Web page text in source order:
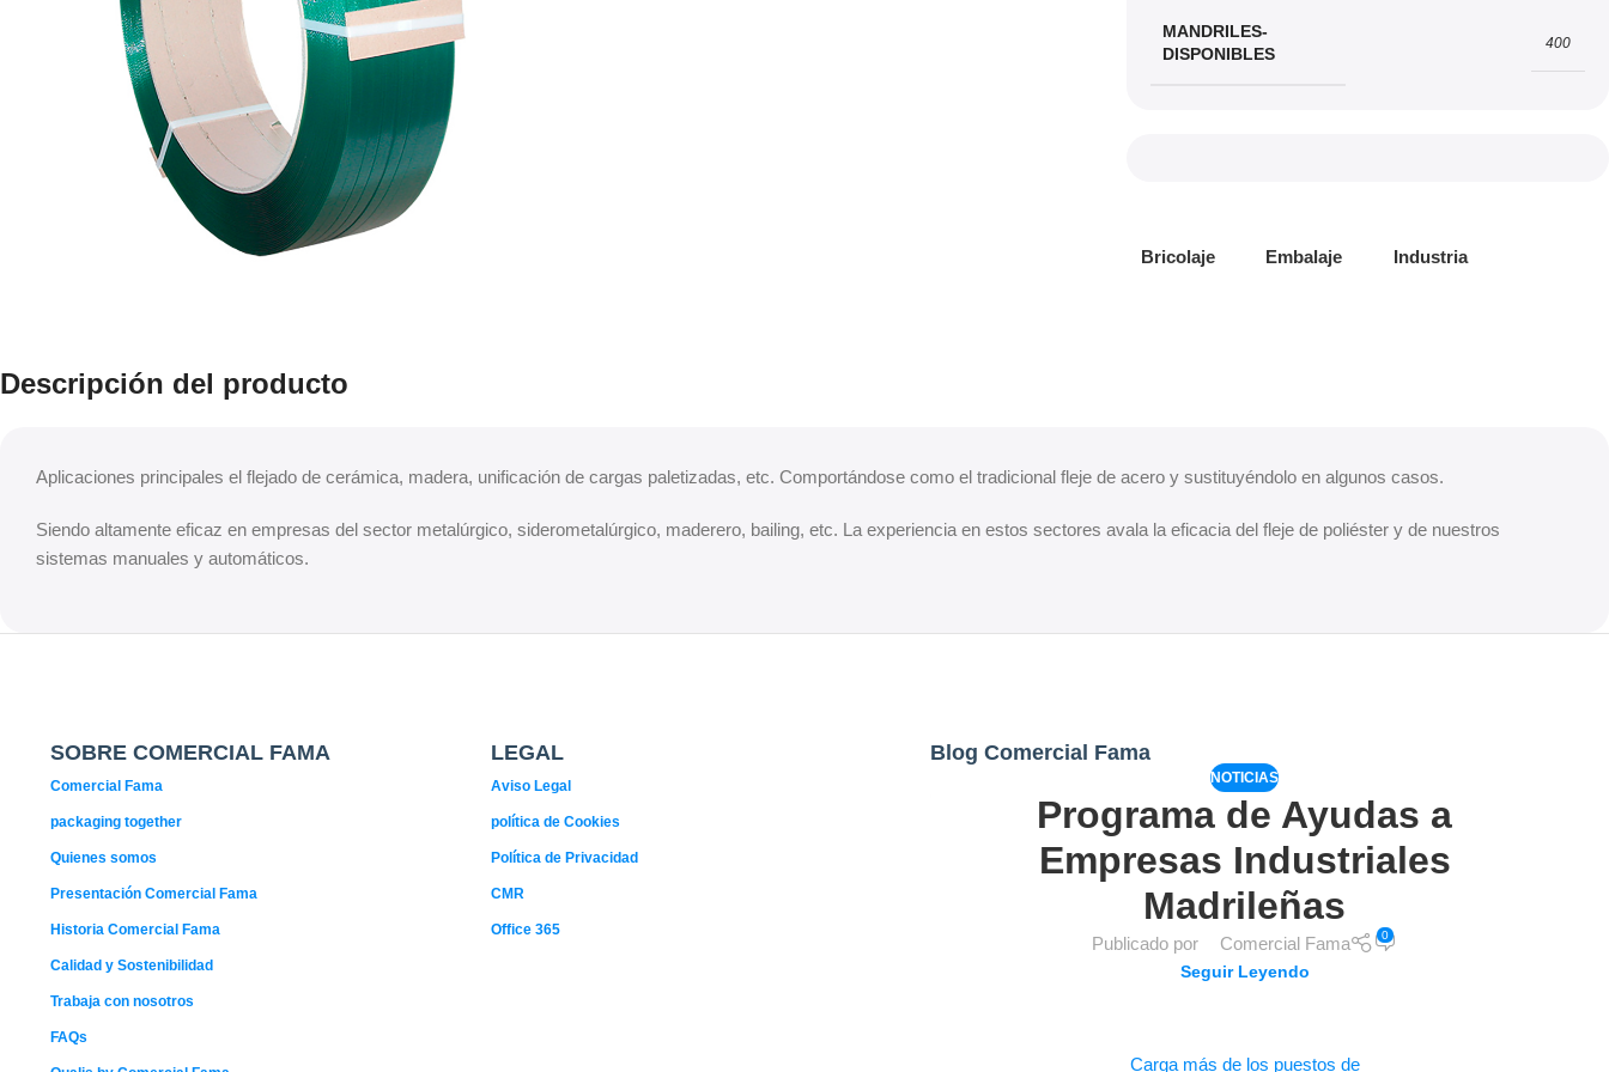
MANDRILES-
DISPONIBLES
400
Bricolaje Embalaje Industria
Descripción del producto
Aplicaciones principales el flejado de cerámica, madera, unificación de cargas paletizadas, etc. Comportándose como el tradicional fleje de acero y sustituyéndolo en algunos casos.
Siendo altamente eficaz en empresas del sector metalúrgico, siderometalúrgico, maderero, bailing, etc. La experiencia en estos sectores avala la eficacia del fleje de poliéster y de nuestros
sistemas manuales y automáticos.
SOBRE COMERCIAL FAMA
Comercial Fama
packaging together
Quienes somos
Presentación Comercial Fama
Historia Comercial Fama
Calidad y Sostenibilidad
Trabaja con nosotros
FAQs
LEGAL
Aviso Legal
política de Cookies
Política de Privacidad
CMR
Office 365
Blog Comercial Fama
NOTICIAS
Programa de Ayudas a
Empresas Industriales
Madrileñas
Publicado por Comercial Fama 0
Seguir Leyendo
Carga más de los puestos de